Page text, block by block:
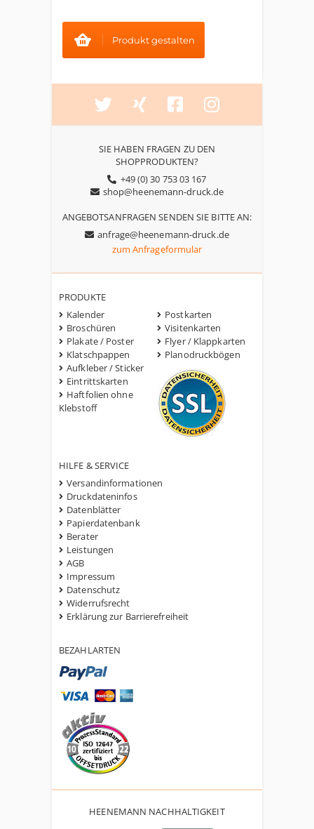
Produkt gestalten
SIE HABEN FRAGEN ZU DEN
SHOPPRODUKTEN?
+49 (0) 30 753 03 167
shop@heenemann-druck.de
ANGEBOTSANFRAGEN SENDEN SIE BITTE AN:
anfrage@heenemann-druck.de
zum Anfrageformular
PRODUKTE
Kalender
Broschüren
Plakate / Poster
Klatschpappen
Aufkleber / Sticker
Eintrittskarten
Haftfolien ohne
Klebstoff
Postkarten
Visitenkarten
Flyer / Klappkarten
Planodruckbögen
HILFE & SERVICE
Versandinformationen
Druckdateninfos
Datenblätter
Papierdatenbank
Berater
Leistungen
AGB
Impressum
Datenschutz
Widerrufsrecht
Erklärung zur Barrierefreiheit
BEZAHLARTEN
HEENEMANN NACHHALTIGKEIT